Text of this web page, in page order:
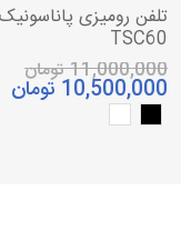
TSC60
11,000,000 تومان
10,500,000 تومان